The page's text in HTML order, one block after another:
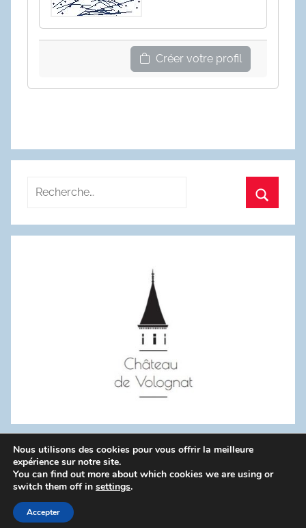
Créer votre profil
Recherche
:
WordPress Theme: Donovan by ThemeZee.
Politique de confidentialité
Nous utilisons des cookies pour vous offrir la meilleure
expérience sur notre site.
You can find out more about which cookies we are using or
switch them off in settings.
Accepter